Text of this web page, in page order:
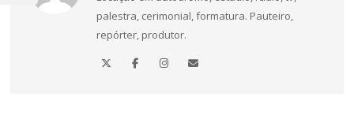
palestra, cerimonial, formatura. Pauteiro,
repórter, produtor.
Post